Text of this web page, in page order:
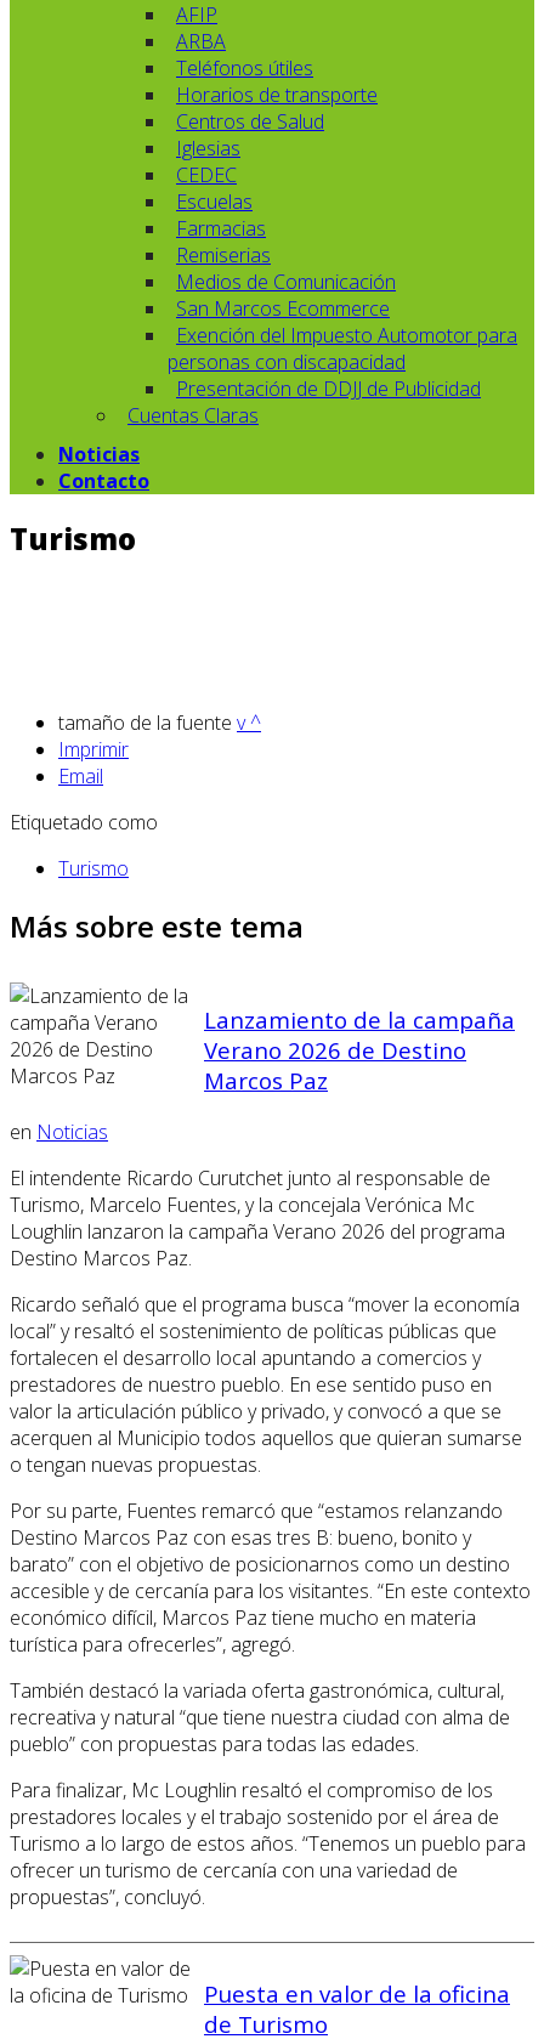
AFIP
ARBA
Teléfonos útiles
Horarios de transporte
Centros de Salud
Iglesias
CEDEC
Escuelas
Farmacias
Remiserias
Medios de Comunicación
San Marcos Ecommerce
Exención del Impuesto Automotor para
personas con discapacidad
Presentación de DDJJ de Publicidad
Cuentas Claras
Noticias
Contacto
Turismo
tamaño de la fuente v^
Imprimir
Email
Etiquetado como
Turismo
Más sobre este tema
Lanzamiento de la campaña
Verano 2026 de Destino
Marcos Paz
en Noticias
El intendente Ricardo Curutchet junto al responsable de
Turismo, Marcelo Fuentes, y la concejala Verónica Mc
Loughlin lanzaron la campaña Verano 2026 del programa
Destino Marcos Paz.
Ricardo señaló que el programa busca “mover la economía
local” y resaltó el sostenimiento de políticas públicas que
fortalecen el desarrollo local apuntando a comercios y
prestadores de nuestro pueblo. En ese sentido puso en
valor la articulación público y privado, y convocó a que se
acerquen al Municipio todos aquellos que quieran sumarse
o tengan nuevas propuestas.
Por su parte, Fuentes remarcó que “estamos relanzando
Destino Marcos Paz con esas tres B: bueno, bonito y
barato” con el objetivo de posicionarnos como un destino
accesible y de cercanía para los visitantes. “En este contexto
económico difícil, Marcos Paz tiene mucho en materia
turística para ofrecerles”, agregó.
También destacó la variada oferta gastronómica, cultural,
recreativa y natural “que tiene nuestra ciudad con alma de
pueblo” con propuestas para todas las edades.
Para finalizar, Mc Loughlin resaltó el compromiso de los
prestadores locales y el trabajo sostenido por el área de
Turismo a lo largo de estos años. “Tenemos un pueblo para
ofrecer un turismo de cercanía con una variedad de
propuestas”, concluyó.
Puesta en valor de la oficina
de Turismo